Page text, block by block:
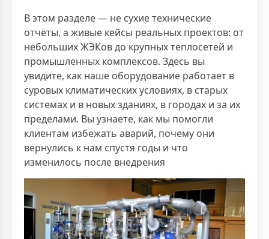
В этом разделе — не сухие технические
отчёты, а живые кейсы реальных проектов: от
небольших ЖЭКов до крупных теплосетей и
промышленных комплексов. Здесь вы
увидите, как наше оборудование работает в
суровых климатических условиях, в старых
системах и в новых зданиях, в городах и за их
пределами. Вы узнаете, как мы помогли
клиентам избежать аварий, почему они
вернулись к нам спустя годы и что
изменилось после внедрения